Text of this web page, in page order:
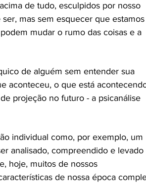
de tudo, esculpidos por nosso
mas sem esquecer que estamos
mudar o rumo das coisas e a
de alguém sem entender sua
aconteceu, o que está
projeção no futuro - a psicanálise
individual como, por exemplo, um
analisado, compreendido e levado
hoje, muitos de nossos
de nossa época